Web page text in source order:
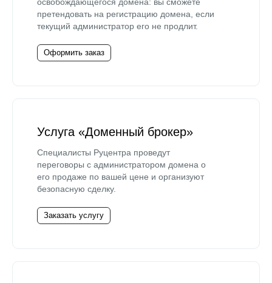
претендовать на регистрацию домена, если
текущий администратор его не продлит.
Оформить заказ
Услуга «Доменный брокер»
Специалисты Руцентра проведут
переговоры с администратором домена о
его продаже по вашей цене и организуют
безопасную сделку.
Заказать услугу